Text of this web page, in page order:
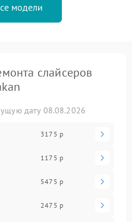
модели
слайсеров
дату 08.08.2026
3175 р
1175 р
5475 р
2475 р